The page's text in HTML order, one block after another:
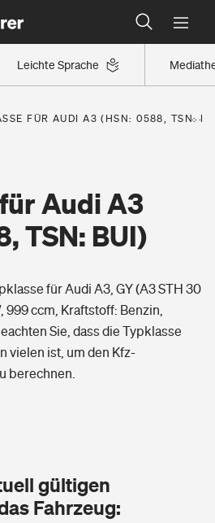
Leichte Sprache
finden
Region eingestuft
Versicherer finden
FÜR AUDI A3 (HSN: 0588, TSN:
Audi A3
TSN: BUI)
für Audi A3, GY (A3 STH 30
999 ccm, Kraftstoff: Benzin,
Sie, dass die Typklasse
vielen ist, um den Kfz-
berechnen.
gültigen
Fahrzeug: